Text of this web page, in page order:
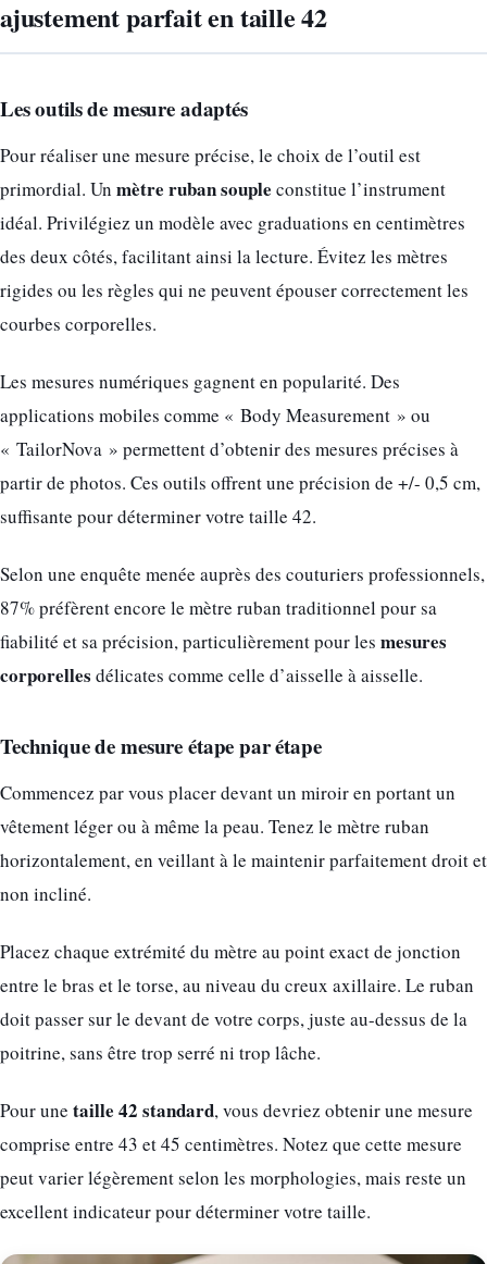
ajustement parfait en taille 42
Les outils de mesure adaptés
Pour réaliser une mesure précise, le choix de l’outil est
primordial. Un mètre ruban souple constitue l’instrument
idéal. Privilégiez un modèle avec graduations en centimètres
des deux côtés, facilitant ainsi la lecture. Évitez les mètres
rigides ou les règles qui ne peuvent épouser correctement les
courbes corporelles.
Les mesures numériques gagnent en popularité. Des
applications mobiles comme « Body Measurement » ou
« TailorNova » permettent d’obtenir des mesures précises à
partir de photos. Ces outils offrent une précision de +/- 0,5 cm,
suffisante pour déterminer votre taille 42.
Selon une enquête menée auprès des couturiers professionnels,
87% préfèrent encore le mètre ruban traditionnel pour sa
fiabilité et sa précision, particulièrement pour les mesures
corporelles délicates comme celle d’aisselle à aisselle.
Technique de mesure étape par étape
Commencez par vous placer devant un miroir en portant un
vêtement léger ou à même la peau. Tenez le mètre ruban
horizontalement, en veillant à le maintenir parfaitement droit et
non incliné.
Placez chaque extrémité du mètre au point exact de jonction
entre le bras et le torse, au niveau du creux axillaire. Le ruban
doit passer sur le devant de votre corps, juste au-dessus de la
poitrine, sans être trop serré ni trop lâche.
Pour une taille 42 standard, vous devriez obtenir une mesure
comprise entre 43 et 45 centimètres. Notez que cette mesure
peut varier légèrement selon les morphologies, mais reste un
excellent indicateur pour déterminer votre taille.